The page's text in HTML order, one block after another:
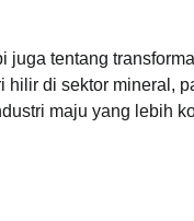
tentang
di sektor mineral,
maju yang lebih